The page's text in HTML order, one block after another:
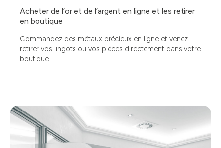
Acheter de l’or et de l’argent en ligne et les retirer
en boutique
Commandez des métaux précieux en ligne et venez
retirer vos lingots ou vos pièces directement dans votre
boutique.